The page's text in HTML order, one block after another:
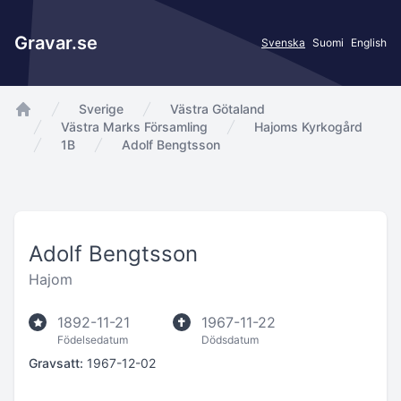
Gravar.se Svenska Suomi English
app.Start
Sverige
Västra Götaland
Västra Marks Församling
Hajoms Kyrkogård
1B
Adolf Bengtsson
Adolf Bengtsson
Hajom
1892-11-21
Födelsedatum
1967-11-22
Dödsdatum
Gravsatt: 1967-12-02